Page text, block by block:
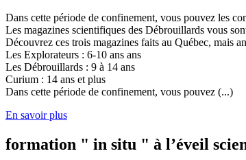
Dans cette période de confinement, vous pouvez les
Les magazines scientifiques des Débrouillards vous
Découvrez ces trois magazines faits au Québec, mais
Les Explorateurs : 6-10 ans ans
Les Débrouillards : 9 à 14 ans
Curium : 14 ans et plus
Dans cette période de confinement, vous pouvez (...)
En savoir plus
formation " in situ " à l’éveil